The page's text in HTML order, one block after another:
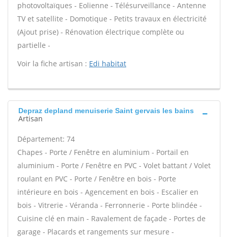
photovoltaïques - Eolienne - Télésurveillance - Antenne
TV et satellite - Domotique - Petits travaux en électricité
(Ajout prise) - Rénovation électrique complète ou
partielle -
Voir la fiche artisan : Edi habitat
Depraz depland menuiserie Saint gervais les bains
Artisan
Département: 74
Chapes - Porte / Fenêtre en aluminium - Portail en
aluminium - Porte / Fenêtre en PVC - Volet battant / Volet
roulant en PVC - Porte / Fenêtre en bois - Porte
intérieure en bois - Agencement en bois - Escalier en
bois - Vitrerie - Véranda - Ferronnerie - Porte blindée -
Cuisine clé en main - Ravalement de façade - Portes de
garage - Placards et rangements sur mesure -